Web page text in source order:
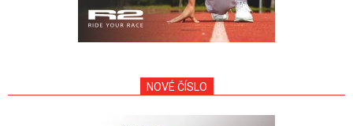
NOVÉ ČÍSLO